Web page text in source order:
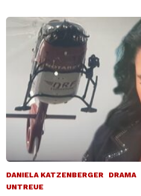
DANIELA KATZENBERGER DRAMA
UNTREUE